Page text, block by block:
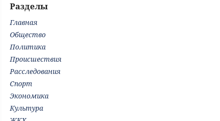
Разделы
Главная
Общество
Политика
Происшествия
Расследования
Спорт
Экономика
Культура